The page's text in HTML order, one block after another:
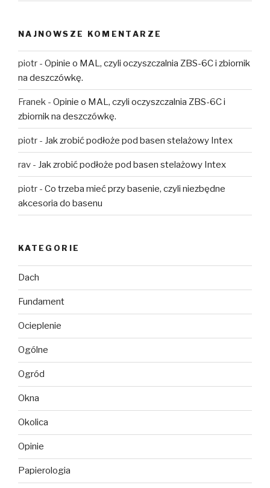
NAJNOWSZE KOMENTARZE
piotr - Opinie o MAL, czyli oczyszczalnia ZBS-6C i zbiornik
na deszczówkę.
Franek - Opinie o MAL, czyli oczyszczalnia ZBS-6C i
zbiornik na deszczówkę.
piotr - Jak zrobić podłoże pod basen stelażowy Intex
rav - Jak zrobić podłoże pod basen stelażowy Intex
piotr - Co trzeba mieć przy basenie, czyli niezbędne
akcesoria do basenu
KATEGORIE
Dach
Fundament
Ocieplenie
Ogólne
Ogród
Okna
Okolica
Opinie
Papierologia